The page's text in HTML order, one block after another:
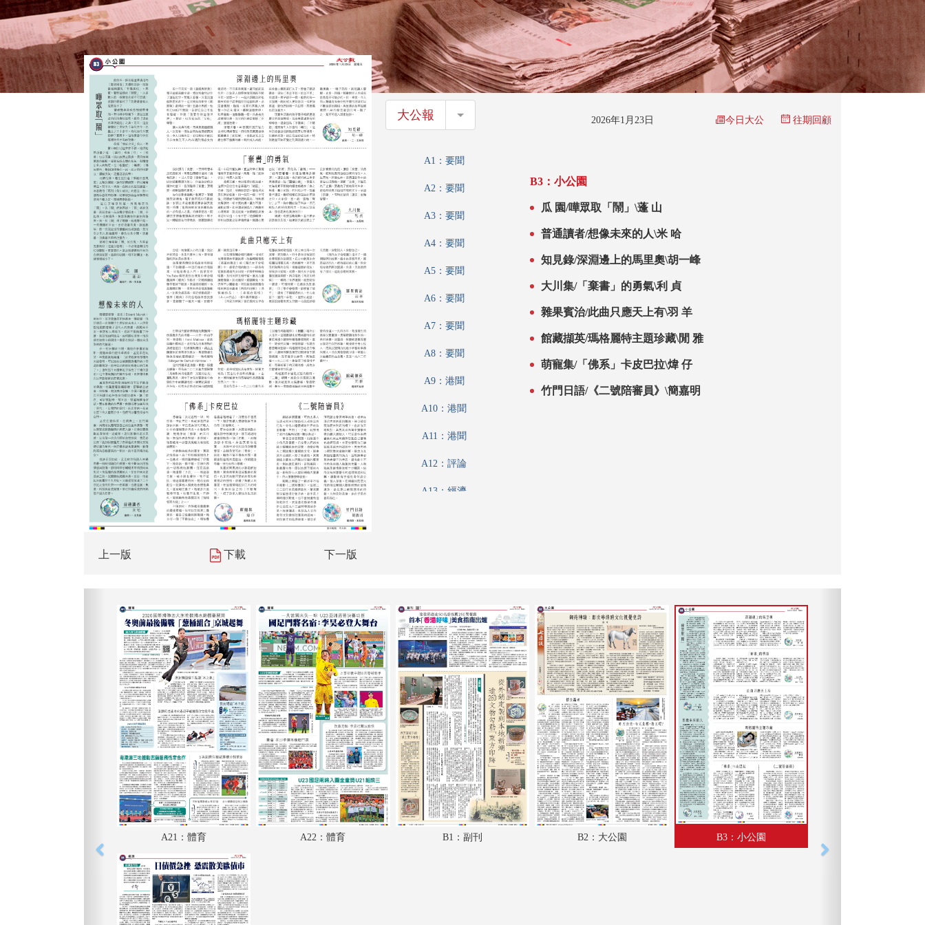
上一版 下載 下一版
大公報 大公報 2026年1月23日 今日大公 往期回顧
A1：要聞
A2：要聞
A3：要聞
A4：要聞
A5：要聞
A6：要聞
A7：要聞
A8：要聞
A9：港聞
A10：港聞
A11：港聞
A12：評論
A13：經濟
A18：經濟
A19：兩岸
A20：內地
A21：體育
A22：體育
B1：副刊
B2：大公園
B3：小公園
B3：小公園
瓜 園/嘩眾取「鬧」\蓬 山
普通讀者/想像未來的人\米 哈
知見錄/深淵邊上的馬里奧\胡一峰
大川集/「棄書」的勇氣\利 貞
雜果賓治/此曲只應天上有\羽 羊
館藏擷英/瑪格麗特主題珍藏\閒 雅
萌寵集/「佛系」卡皮巴拉\煒 仔
竹門日語/《二號陪審員》\簡嘉明
A21：體育 A22：體育 B1：副刊 B2：大公園 B3：小公園